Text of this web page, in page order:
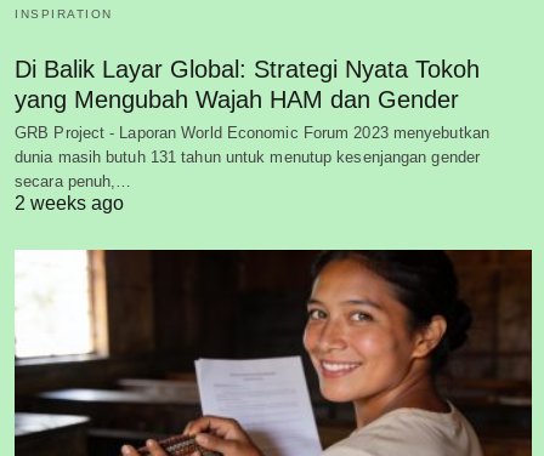
INSPIRATION
Di Balik Layar Global: Strategi Nyata Tokoh
yang Mengubah Wajah HAM dan Gender
GRB Project - Laporan World Economic Forum 2023 menyebutkan
dunia masih butuh 131 tahun untuk menutup kesenjangan gender
secara penuh,…
2 weeks ago